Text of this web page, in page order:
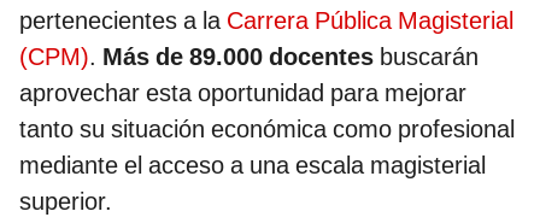
pertenecientes a la Carrera Pública Magisterial
(CPM). Más de 89.000 docentes buscarán
aprovechar esta oportunidad para mejorar
tanto su situación económica como profesional
mediante el acceso a una escala magisterial
superior.